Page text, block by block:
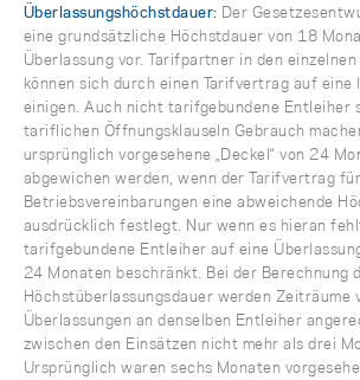
Überlassungshöchstdauer: Der
eine grundsätzliche Höchstdauer von 18
Überlassung vor. Tarifpartner in den
können sich durch einen Tarifvertrag auf eine
einigen. Auch nicht tarifgebundene Entleiher
tariflichen Öffnungsklauseln Gebrauch
ursprünglich vorgesehene „Deckel“ von 24
abgewichen werden, wenn der Tarifvertrag für
Betriebsvereinbarungen eine abweichende
ausdrücklich festlegt. Nur wenn es hieran
tarifgebundene Entleiher auf eine
24 Monaten beschränkt. Bei der Berechnung
Höchstüberlassungsdauer werden Zeiträume
Überlassungen an denselben Entleiher
zwischen den Einsätzen nicht mehr als drei
Ursprünglich waren sechs Monaten